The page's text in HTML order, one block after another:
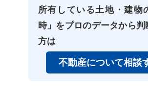
所有している土地・建物
時」をプロのデータから
方は
不動産について相談